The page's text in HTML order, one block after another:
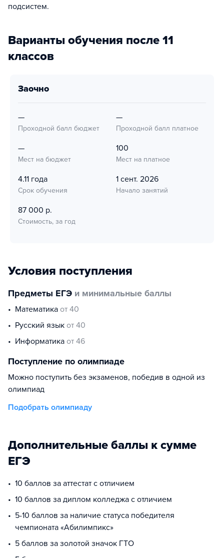
подсистем.
Варианты обучения после 11
классов
заочно
—
Проходной балл бюджет
—
Проходной балл платное
—
Мест на бюджет
100
Мест на платное
4.11 года
Срок обучения
1 сент. 2026
Начало занятий
87 000 р.
Стоимость, за год
Условия поступления
Предметы ЕГЭ и минимальные баллы
математика от 40
русский язык от 40
информатика от 46
Поступление по олимпиаде
Можно поступить без экзаменов, победив в одной из
олимпиад
Подобрать олимпиаду
Дополнительные баллы к сумме
ЕГЭ
10 баллов за аттестат с отличием
10 баллов за диплом колледжа с отличием
5-10 баллов за наличие статуса победителя
чемпионата «Абилимпикс»
5 баллов за золотой значок ГТО